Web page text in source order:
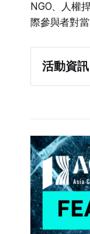
NGO、人權
際參與者對
活動資訊
日期：
報名已截
地點：台